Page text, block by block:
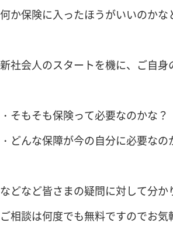
何か保険に入ったほうがいいのか
新社会人のスタートを機に、ご自
・そもそも保険って必要なのかな？
・どんな保障が今の自分に必要なの
などなど皆さまの疑問に対して分
ご相談は何度でも無料ですのでお